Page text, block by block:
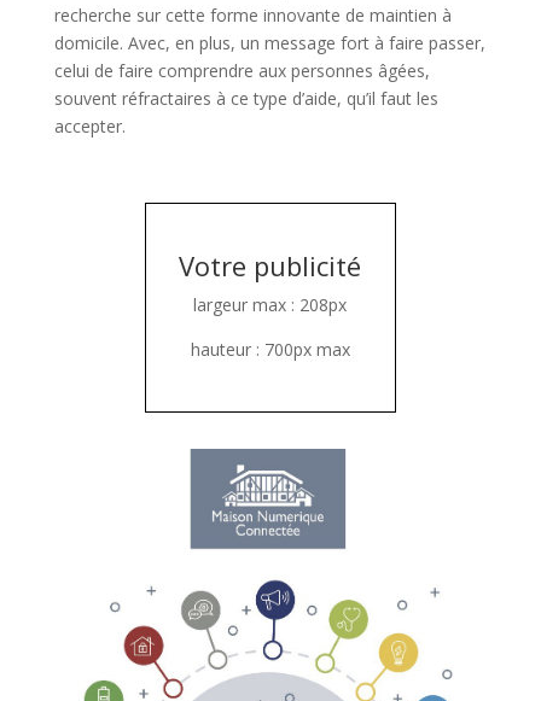
recherche sur cette forme innovante de maintien à
domicile. Avec, en plus, un message fort à faire passer,
celui de faire comprendre aux personnes âgées,
souvent réfractaires à ce type d’aide, qu’il faut les
accepter.
Votre publicité
largeur max : 208px
hauteur : 700px max